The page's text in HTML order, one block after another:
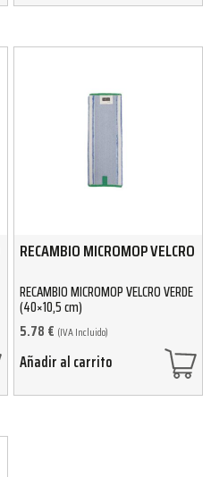
RECAMBIO MICROMOP VELCRO
RECAMBIO MICROMOP VELCRO VERDE
(40×10,5 cm)
5.78 € (IVA Incluido)
Añadir al carrito